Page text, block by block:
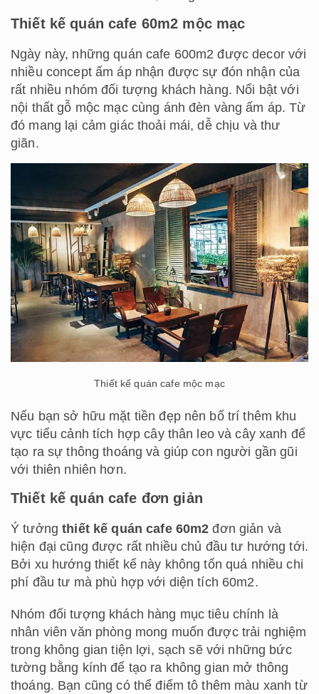
Thiết kế quán cafe 60m2 mộc mạc
Ngày này, những quán cafe 600m2 được decor với
nhiều concept ấm áp nhận được sự đón nhận của
rất nhiều nhóm đối tượng khách hàng. Nổi bật với
nội thất gỗ mộc mạc cùng ánh đèn vàng ấm áp. Từ
đó mang lại cảm giác thoải mái, dễ chịu và thư
giãn.
Thiết kế quán cafe mộc mạc
Nếu bạn sở hữu mặt tiền đẹp nên bố trí thêm khu
vực tiểu cảnh tích hợp cây thân leo và cây xanh để
tạo ra sự thông thoáng và giúp con người gần gũi
với thiên nhiên hơn.
Thiết kế quán cafe đơn giản
Ý tưởngthiết kế quán cafe 60m2 đơn giản và
hiện đại cũng được rất nhiều chủ đầu tư hướng tới.
Bởi xu hướng thiết kế này không tốn quá nhiều chi
phí đầu tư mà phù hợp với diện tích 60m2.
Nhóm đối tượng khách hàng mục tiêu chính là
nhân viên văn phòng mong muốn được trải nghiệm
trong không gian tiện lợi, sạch sẽ với những bức
tường bằng kính để tạo ra không gian mở thông
thoáng. Bạn cũng có thể điểm tô thêm màu xanh từ